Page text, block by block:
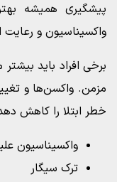
پیشگیری همیشه
واکسیناسیون و
برخی افراد باید
مزمن. واکسن‌ها و
خطر ابتلا را کاهش
واکسیناسیون
ترک سیگار